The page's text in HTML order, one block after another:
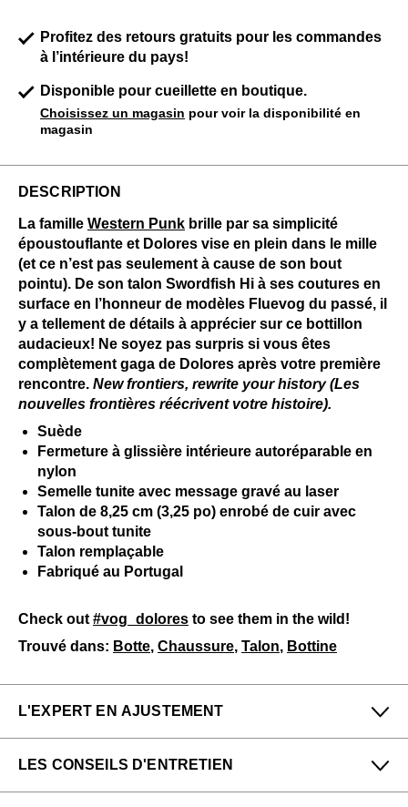
Profitez des retours gratuits pour les commandes
à l’intérieure du pays!
Disponible pour cueillette en boutique.
Choisissez un magasin pour voir la disponibilité en
magasin
DESCRIPTION
La famille Western Punk brille par sa simplicité
époustouflante et Dolores vise en plein dans le mille
(et ce n’est pas seulement à cause de son bout
pointu). De son talon Swordfish Hi à ses coutures en
surface en l’honneur de modèles Fluevog du passé, il
y a tellement de détails à apprécier sur ce bottillon
audacieux! Ne soyez pas surpris si vous êtes
complètement gaga de Dolores après votre première
rencontre. New frontiers, rewrite your history (Les
nouvelles frontières réécrivent votre histoire).
Suède
Fermeture à glissière intérieure autoréparable en
nylon
Semelle tunite avec message gravé au laser
Talon de 8,25 cm (3,25 po) enrobé de cuir avec
sous-bout tunite
Talon remplaçable
Fabriqué au Portugal
Check out #vog_dolores to see them in the wild!
Trouvé dans: Botte, Chaussure, Talon, Bottine
L'EXPERT EN AJUSTEMENT
Étroit Large
Patrick de notre boutique Vancouver (Kitsilano) dit :
LES CONSEILS D'ENTRETIEN